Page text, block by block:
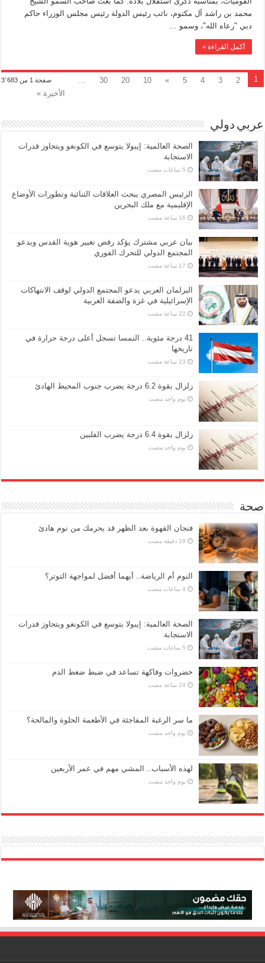
محمد بن راشد آل مكتوم، نائب رئيس الدولة رئيس مجلس الوزراء حاكم
دبي "رعاه الله"، وسمو …
أكمل القراءة »
صفحة 1 من 3٬683 1
2
3
4
5
»
10
20
30
الأخيرة »
عربي دولي
الصحة العالمية: إيبولا يتوسع في الكونغو ويتجاوز قدرات
الاستجابة
الرئيس المصري يبحث العلاقات الثنائية وتطورات الأوضاع
الإقليمية مع ملك البحرين
بيان عربي مشترك يؤكد رفض تغيير هوية القدس ويدعو
المجتمع الدولي للتحرك الفوري
البرلمان العربي يدعو المجتمع الدولي لوقف الانتهاكات
الإسرائيلية في غزة والضفة الغربية
41 درجة مئوية.. النمسا تسجل أعلى درجة حرارة في
تاريخها
زلزال بقوة 6.2 درجة يضرب جنوب المحيط الهادئ
‏يوم واحد مضت
زلزال بقوة 6.4 درجة يضرب الفلبين
‏يوم واحد مضت
صحة
فنجان القهوة بعد الظهر قد يحرمك من نوم هادئ
النوم أم الرياضة.. أيهما أفضل لمواجهة التوتر؟
الصحة العالمية: إيبولا يتوسع في الكونغو ويتجاوز قدرات
الاستجابة
خضروات وفاكهة تساعد في ضبط ضغط الدم
ما سر الرغبة المفاجئة في الأطعمة الحلوة والمالحة؟
‏يوم واحد مضت
لهذه الأسباب.. المشي مهم في عمر الأربعين
‏يوم واحد مضت